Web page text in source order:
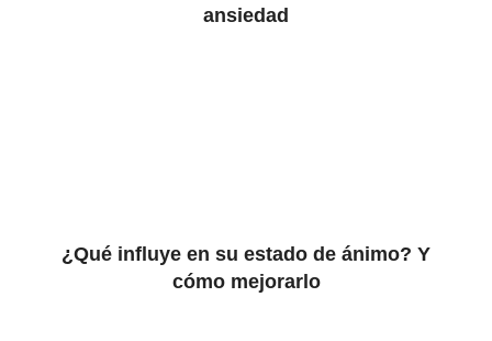
ansiedad
¿Qué influye en su estado de ánimo? Y
cómo mejorarlo